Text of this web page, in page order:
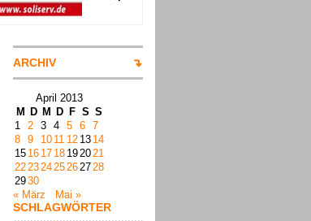
ARCHIV
April 2013
M
D M D F S S
1 2 3 4 5 6 7
8 9 10 11 12 13 14
15 16 17 18 192021
22232425262728
2930
« März
Mai »
SCHLAGWÖRTER